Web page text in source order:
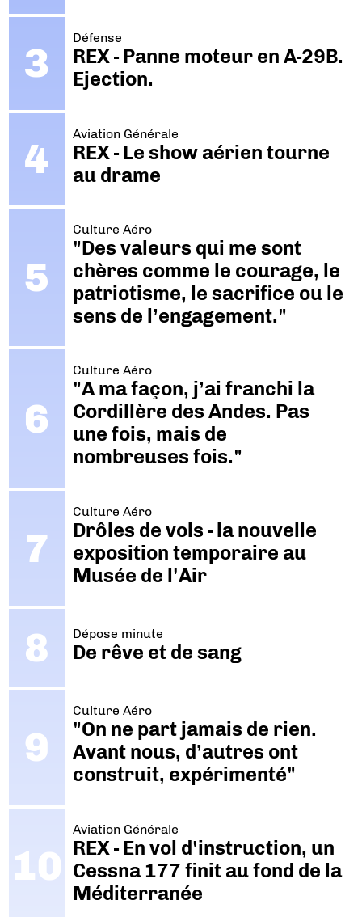
Défense
REX - Panne moteur en A-29B.
Ejection.
Aviation Générale
REX - Le show aérien tourne
au drame
Culture Aéro
"Des valeurs qui me sont
chères comme le courage, le
patriotisme, le sacrifice ou le
sens de l’engagement."
Culture Aéro
"A ma façon, j’ai franchi la
Cordillère des Andes. Pas
une fois, mais de
nombreuses fois."
Culture Aéro
Drôles de vols - la nouvelle
exposition temporaire au
Musée de l'Air
Dépose minute
De rêve et de sang
Culture Aéro
"On ne part jamais de rien.
Avant nous, d’autres ont
construit, expérimenté"
Aviation Générale
REX - En vol d'instruction, un
Cessna 177 finit au fond de la
Méditerranée